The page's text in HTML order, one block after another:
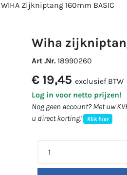
WIHA Zijkniptang 160mm BASIC
wiha
Art .Nr. 18990260
€ 19,45 exclusief BTW
Log in voor netto prijzen!
Nog geen account? Met uw
u direct korting!
Klik hier